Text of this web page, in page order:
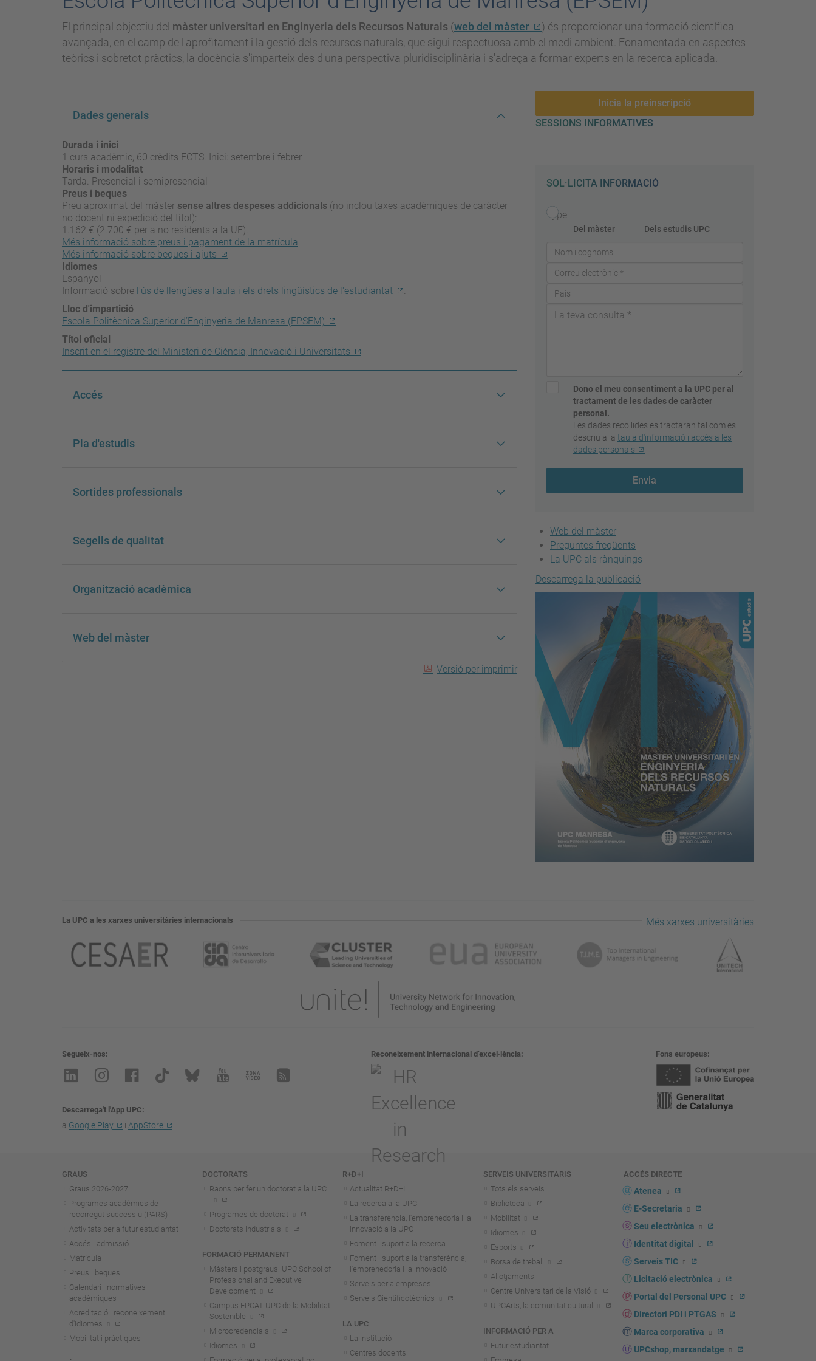
El principal objectiu del màster universitari en Enginyeria dels Recursos Naturals (web del màster ) és proporcionar una formació científica
avançada, en el camp de l'aprofitament i la gestió dels recursos naturals, que sigui respectuosa amb el medi ambient. Fonamentada en aspectes
teòrics i sobretot pràctics, la docència s'imparteix des d'una perspectiva pluridisciplinària i s'adreça a formar experts en la recerca aplicada.
Dades generals
Durada i inici
1 curs acadèmic, 60 crèdits ECTS. Inici: setembre i febrer
Horaris i modalitat
Tarda. Presencial i semipresencial
Preus i beques
Preu aproximat del màster sense altres despeses addicionals (no inclou taxes acadèmiques de caràcter
no docent ni expedició del títol):
1.162 € (2.700 € per a no residents a la UE).
Més informació sobre preus i pagament de la matrícula
Més informació sobre beques i ajuts
Idiomes
Espanyol
Informació sobre l'ús de llengües a l'aula i els drets lingüístics de l'estudiantat
.
Lloc d'impartició
Escola Politècnica Superior d’Enginyeria de Manresa (EPSEM)
Títol oficial
Inscrit en el registre del Ministeri de Ciència, Innovació i Universitats
Accés
Pla d'estudis
Sortides professionals
Segells de qualitat
Organització acadèmica
Web del màster
Versió per imprimir
Inicia la preinscripció
SESSIONS INFORMATIVES
SOL·LICITA INFORMACIÓ
Type
Del màster Dels estudis UPC
Dono el meu consentiment a la UPC per al
tractament de les dades de caràcter
personal.
Les dades recollides es tractaran tal com es
descriu a la taula d'informació i accés a les
dades personals
Envia
Web del màster
Preguntes freqüents
La UPC als rànquings
Descarrega la publicació
La UPC a les xarxes universitàries internacionals Més xarxes universitàries
Segueix-nos
Descarrega't l'App UPC
a Google Play i AppStore
Reconeixement internacional d’excel·lència Fons europeus
Navegació
GRAUS
Graus 2026-2027
Programes acadèmics de
recorregut successiu (PARS)
Activitats per a futur estudiantat
Accés i admissió
Matrícula
Preus i beques
Calendari i normatives
acadèmiques
Acreditació i reconeixement
d'idiomes
Mobilitat i pràctiques
DOCTORATS
Raons per fer un doctorat a la UPC
Programes de doctorat
Doctorats industrials
FORMACIÓ PERMANENT
Màsters i postgraus. UPC School of
Professional and Executive
Development
Campus FPCAT-UPC de la Mobilitat
Sostenible
Microcredencials
Idiomes
R+D+I
Actualitat R+D+I
La recerca a la UPC
La transferència, l'emprenedoria i la
innovació a la UPC
Foment i suport a la recerca
Foment i suport a la transferència,
l'emprenedoria i la innovació
Serveis per a empreses
Serveis Cientificotècnics
LA UPC
La institució
Centres docents
SERVEIS UNIVERSITARIS
Tots els serveis
Biblioteca
Mobilitat
Idiomes
Esports
Borsa de treball
Allotjaments
Centre Universitari de la Visió
UPCArts, la comunitat cultural
INFORMACIÓ PER A
Futur estudiantat
ACCÉS DIRECTE
Atenea
E-Secretaria
Seu electrònica
Identitat digital
Serveis TIC
Licitació electrònica
Portal del Personal UPC
Directori PDI i PTGAS
Marca corporativa
UPCshop, marxandatge